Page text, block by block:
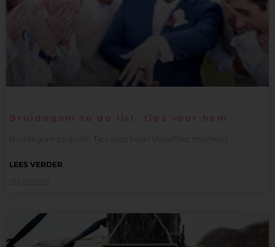
Bruidegom to do list: tips voor hem
Bruidegom to do list: Tips voor hem! Vanaf het moment
LEES VERDER